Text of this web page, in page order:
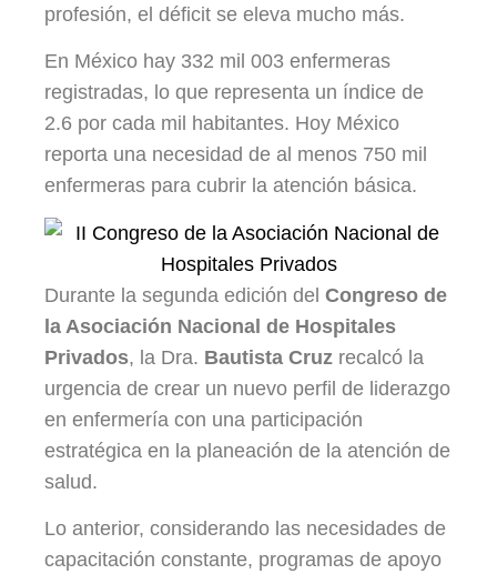
profesión, el déficit se eleva mucho más.
En México hay 332 mil 003 enfermeras
registradas, lo que representa un índice de
2.6 por cada mil habitantes. Hoy México
reporta una necesidad de al menos 750 mil
enfermeras para cubrir la atención básica.
Durante la segunda edición del Congreso de
la Asociación Nacional de Hospitales
Privados, la Dra. Bautista Cruz recalcó la
urgencia de crear un nuevo perfil de liderazgo
en enfermería con una participación
estratégica en la planeación de la atención de
salud.
Lo anterior, considerando las necesidades de
capacitación constante, programas de apoyo